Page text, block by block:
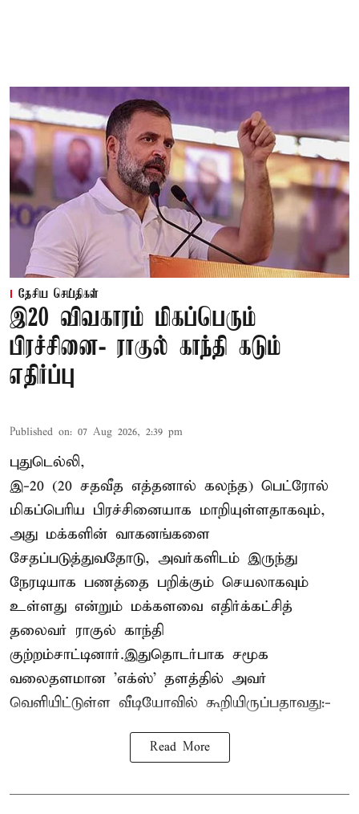
தேசிய செய்திகள்
இ20 விவகாரம் மிகப்பெரும்
பிரச்சினை- ராகுல் காந்தி கடும்
எதிர்ப்பு
Published on: 07 Aug 2026, 2:39 pm
புதுடெல்லி,
இ-20 (20 சதவீத எத்தனால் கலந்த) பெட்ரோல்
மிகப்பெரிய பிரச்சினையாக மாறியுள்ளதாகவும்,
அது மக்களின் வாகனங்களை
சேதப்படுத்துவதோடு, அவர்களிடம் இருந்து
நேரடியாக பணத்தை பறிக்கும் செயலாகவும்
உள்ளது என்றும் மக்களவை எதிர்க்கட்சித்
தலைவர் ராகுல் காந்தி
குற்றம்சாட்டினார்.இதுதொடர்பாக சமூக
வலைதளமான 'எக்ஸ்' தளத்தில் அவர்
வெளியிட்டுள்ள வீடியோவில் கூறியிருப்பதாவது:-
Read More